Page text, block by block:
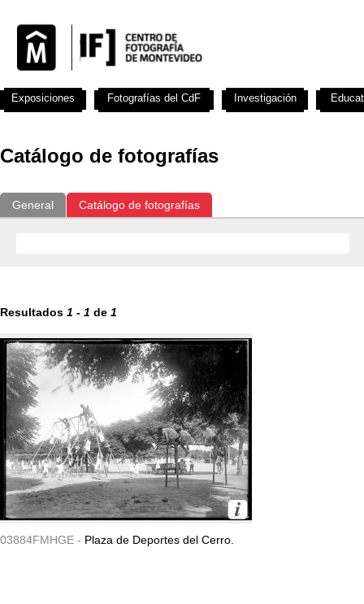
Catálogo de fotografías
General Catálogo de fotografías
Resultados 1 - 1 de 1
03884FMHGE - Plaza de Deportes del Cerro.
Exposiciones Fotografías del CdF Investigación